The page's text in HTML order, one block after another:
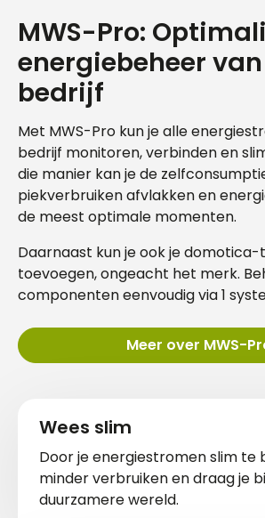
MWS-Pro:
energiebeheer
bedrijf
Met MWS-Pro kun je alle
bedrijf monitoren, verbinden en
die manier kan je de
piekverbruiken afvlakken en
de meest optimale momenten.
Daarnaast kun je ook je
toevoegen, ongeacht het merk.
componenten eenvoudig via 1
Meer over MWS-
Wees slim
Door je energiestromen slim te
minder verbruiken en draag je
duurzamere wereld.